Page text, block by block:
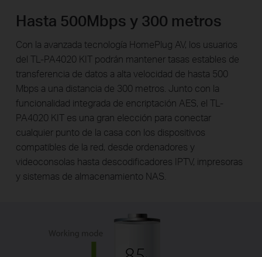
Hasta 500Mbps y 300 metros
Con la avanzada tecnología HomePlug AV, los usuarios
del TL-PA4020 KIT podrán mantener tasas estables de
transferencia de datos a alta velocidad de hasta 500
Mbps a una distancia de 300 metros. Junto con la
funcionalidad integrada de encriptación AES, el TL-
PA4020 KIT es una gran elección para conectar
cualquier punto de la casa con los dispositivos
compatibles de la red, desde ordenadores y
videoconsolas hasta descodificadores IPTV, impresoras
y sistemas de almacenamiento NAS.